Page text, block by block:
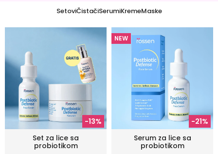
SetoviČistačiSerumiKremeMaske
-13%
Set za lice sa
probiotikom
NEW
-21%
Serum za lice sa
probiotikom